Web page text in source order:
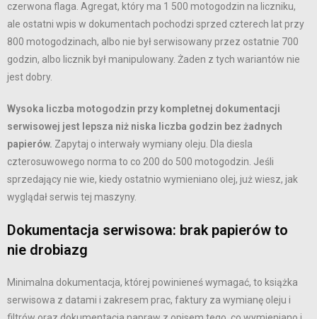
czerwona flaga. Agregat, który ma 1 500 motogodzin na liczniku,
ale ostatni wpis w dokumentach pochodzi sprzed czterech lat przy
800 motogodzinach, albo nie był serwisowany przez ostatnie 700
godzin, albo licznik był manipulowany. Żaden z tych wariantów nie
jest dobry.
Wysoka liczba motogodzin przy kompletnej dokumentacji
serwisowej jest lepsza niż niska liczba godzin bez żadnych
papierów. Zapytaj o interwały wymiany oleju. Dla diesla
czterosuwowego norma to co 200 do 500 motogodzin. Jeśli
sprzedający nie wie, kiedy ostatnio wymieniano olej, już wiesz, jak
wyglądał serwis tej maszyny.
Dokumentacja serwisowa: brak papierów to
nie drobiazg
Minimalna dokumentacja, której powinieneś wymagać, to książka
serwisowa z datami i zakresem prac, faktury za wymianę oleju i